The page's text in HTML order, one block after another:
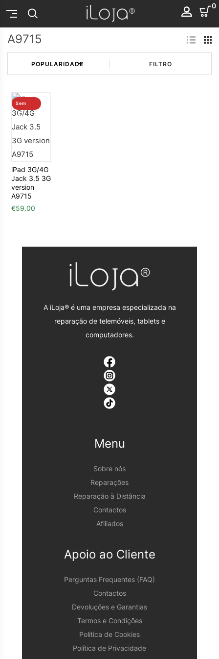
0
A9715
FILTRO
Sem
stock
iPad 3G/4G
Jack 3.5 3G
version
A9715
€59.00
A iLoja® é uma empresa especializada na
reparação de telemóveis, tablets e
computadores.
Menu
Sobre nós
Reparações
Reparação à Distância
Contactos
Afiliados
Apoio ao Cliente
Perguntas Frequentes (FAQ)
Contactos
Devoluções e Garantias
Termos e Condições
Política de Cookies
Política de Privacidade